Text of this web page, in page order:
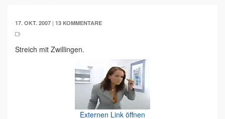
17. OKT. 2007 | 13 KOMMENTARE
Streich mit Zwillingen.
Externen Link öffnen